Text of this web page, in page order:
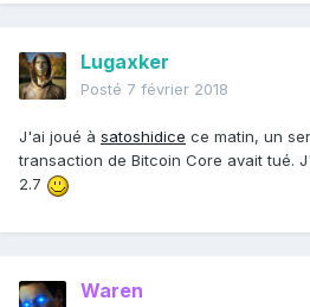
Lugaxker
Posté 7 février 2018
J'ai joué à satoshidice ce matin, un
transaction de Bitcoin Core avait tué.
2.7
Waren